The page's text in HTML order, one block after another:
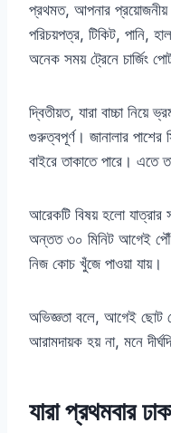
প্রথমত, আপনার প্রয়োজনীয়
পরিচয়পত্র, টিকিট, পানি,
অনেক সময় ট্রেনে চার্জিং
দ্বিতীয়ত, যারা বাচ্চা
গুরুত্বপূর্ণ। জানালার পাশের
বাইরে তাকাতে পারে। এতে
আরেকটি বিষয় হলো যাত্রার
অন্তত ৩০ মিনিট আগেই
নিজ কোচ খুঁজে পাওয়া যায়।
অভিজ্ঞতা বলে, আগেই ছোট
আরামদায়ক হয় না, মনে
যারা প্রথমবার